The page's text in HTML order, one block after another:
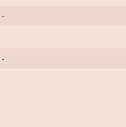
-
-
-
-